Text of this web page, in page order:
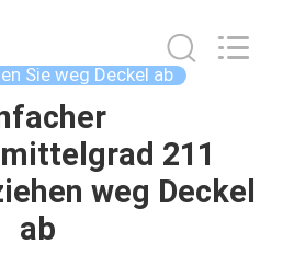
Sie weg Deckel ab
211
weg Deckel
ab